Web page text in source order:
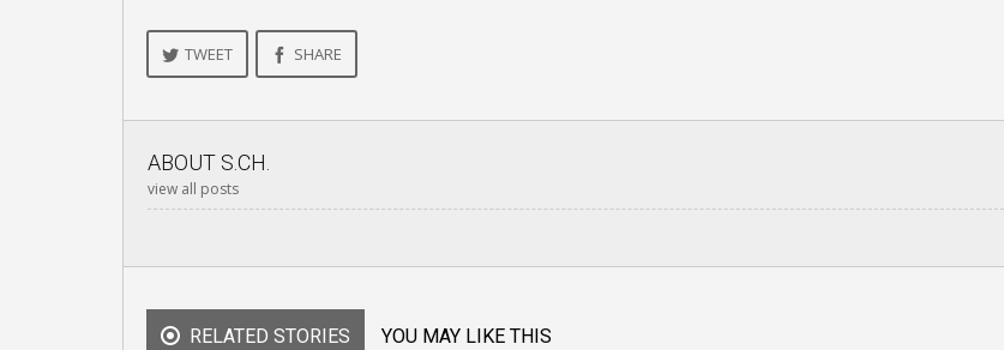
TWEET SHARE
ABOUT S.CH.
view all posts
RELATED STORIES YOU MAY LIKE THIS